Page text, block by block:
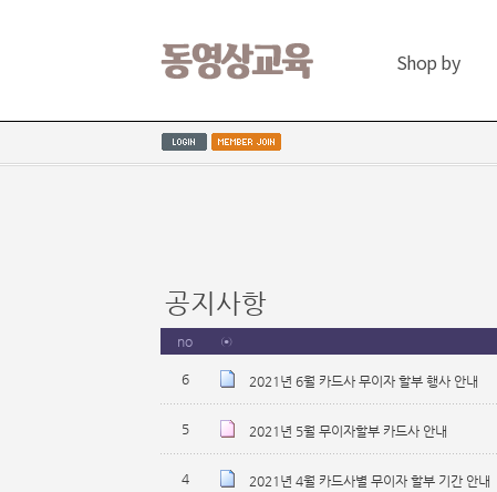
Shop by
공지사항
no ⊙
6 2021년 6월 카드사 무이자 할부 행사 안내
5 2021년 5월 무이자할부 카드사 안내
4 2021년 4월 카드사별 무이자 할부 기간 안내